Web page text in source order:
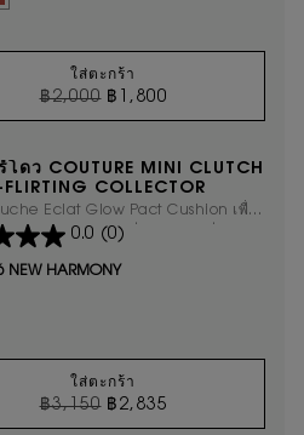
ใส่ตะกร้า
ราคาเก่า
฿2,000
ราคาใหม่฿1,800
ลิปสติก THE INKS
ดว COUTURE MINI CLUTCH
COLLECTOR
Eclat Glow Pact Cushion เพื่อ
ใส พวงแก้มเปล่งปลั่ง และสีผิวที่ดูสว่าง
0.0 (0)
NEW HARMONY
HARMONY color for อายแชร์โดว COUTURE
ใส่ตะกร้า
ราคาเก่า
฿3,150
ราคาใหม่฿2,835
อายแชร์โดว